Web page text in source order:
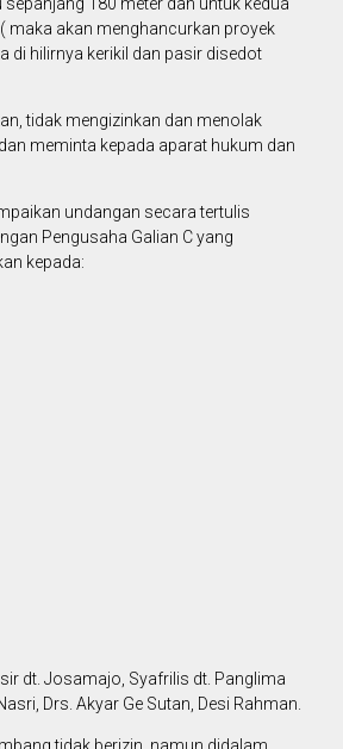
maka akan menghancurkan proyek
di hilirnya kerikil dan pasir disedot
tidak mengizinkan dan menolak
meminta kepada aparat hukum dan
undangan secara tertulis
Pengusaha Galian C yang
kepada:
dt. Josamajo, Syafrilis dt. Panglima
Drs. Akyar Ge Sutan, Desi Rahman.
tidak berizin, namun didalam